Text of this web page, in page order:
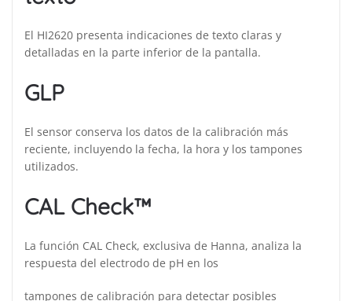
El HI2620 presenta indicaciones de texto claras y
detalladas en la parte inferior de la pantalla.
GLP
El sensor conserva los datos de la calibración más
reciente, incluyendo la fecha, la hora y los tampones
utilizados.
CAL Check™
La función CAL Check, exclusiva de Hanna, analiza la
respuesta del electrodo de pH en los
tampones de calibración para detectar posibles